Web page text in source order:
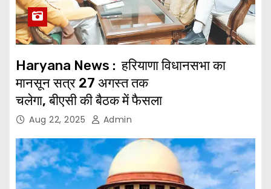
Haryana News : हरियाणा विधानसभा का
मानसून सत्र 27 अगस्त तक
चलेगा, बीएसी की बैठक में फैसला
Aug 22, 2025 Admin